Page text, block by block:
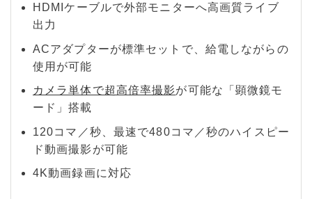
HDMIケーブルで外部モニターへ高画質ライブ
出力
ACアダプターが標準セットで、給電しながらの
使用が可能
カメラ単体で超高倍率撮影が可能な「顕微鏡モ
ード」搭載
120コマ／秒、最速で480コマ／秒のハイスピー
ド動画撮影が可能
4K動画録画に対応